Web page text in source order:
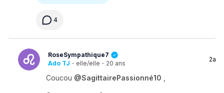
4
RoseSympathique7
Ado TJ · elle/elle · 20 ans
2a
Coucou @SagittairePassionné10